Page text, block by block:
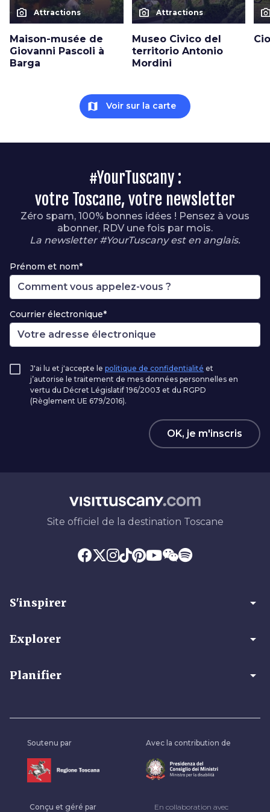
photo_camera Attractions
Maison-musée de
Giovanni Pascoli à
Barga
photo_camera Attractions
Museo Civico del
territorio Antonio
Mordini
map Voir sur la carte
#YourTuscany :
votre Toscane, votre newsletter
Zéro spam, 100% bonnes idées ! Pensez à vous
abonner, RDV une fois par mois.
La newsletter #YourTuscany est en anglais.
Prénom et nom*
Courrier électronique*
J'ai lu et j'accepte le politique de confidentialité et
j’autorise le traitement de mes données personnelles en
vertu du Décret Législatif 196/2003 et du RGPD
(Règlement UE 679/2016).
OK, je m'inscris
Site officiel de la destination Toscane
S'inspirer arrow_drop_down
Explorer arrow_drop_down
Planifier arrow_drop_down
Soutenu par Avec la contribution de
Conçu et géré par En collaboration avec